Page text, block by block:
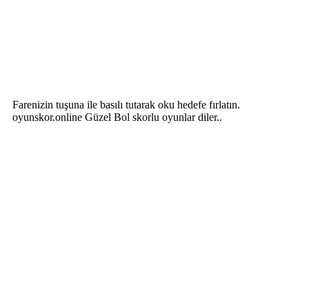
Farenizin tuşuna ile basılı tutarak oku hedefe fırlatın.
oyunskor.online Güzel Bol skorlu oyunlar diler..